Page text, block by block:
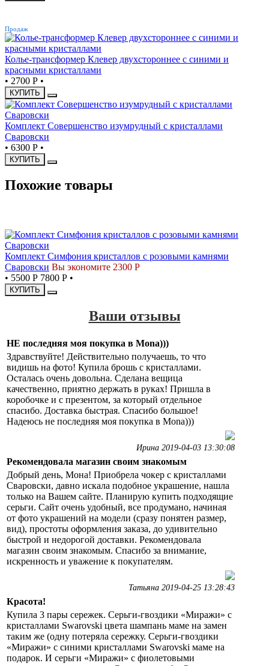
Продаж
Колье-трансформер Клевер двухстороннее с синими и
красными кристаллами
• 2700 Р •
КУПИТЬ
Комплект Совершенство изумрудный с кристаллами
Сваровски
• 6300 Р •
КУПИТЬ
Похожие товары
Комплект Симфония кристаллов с розовыми камнями
Сваровски Вы экономите 2300 Р
• 5500 Р 7800 Р •
КУПИТЬ
Ваши отзывы
НЕ последняя моя покупка в Mona)))
Здравствуйте! Действительно получаешь, то что
видишь на фото! Купила брошь с кристаллами.
Осталась очень довольна. Сделана вещица
качественно, приятно держать в руках! Пришла в
коробочке и с презентом, за который отдельное
спасибо. Доставка быстрая. Спасибо большое!
Надеюсь не последняя моя покупка в Mona)))
Ирина 2019-04-03 13:30:08
Рекомендовала магазин своим знакомым
Добрый день, Мона! Приобрела чокер с кристаллами
Сваровски, давно искала подобное украшение, нашла
только на Вашем сайте. Планирую купить подходящие
серьги. Сайт очень удобный, все продумано, начиная
от фото украшений на модели (сразу понятен размер,
вид), простоты оформления заказа, до удивительно
быстрой и недорогой доставки. Рекомендовала
магазин своим знакомым. Спасибо за внимание,
искренность и уважение к покупателям.
Татьяна 2019-04-25 13:28:43
Красота!
Купила 3 пары сережек. Серьги-гвоздики «Миражи» с
кристаллами Swarovski цвета шампань маме на замен
таким же (одну потеряла сережку. Серьги-гвоздики
«Миражи» с синими кристаллами Swarovski маме на
подарок. И серьги «Миражи» с фиолетовыми